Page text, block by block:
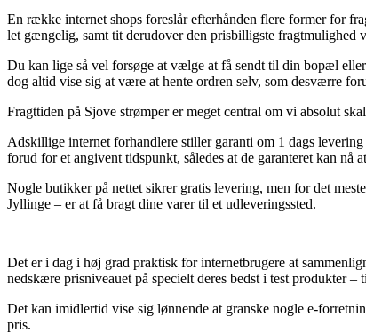
En række internet shops foreslår efterhånden flere former for
let gængelig, samt tit derudover den prisbilligste
Du kan lige så vel forsøge at vælge at få sendt til din bopæl
dog altid vise sig at være at hente ordren selv, som desværre
Fragttiden på Sjove strømper er meget central om vi absolut
Adskillige internet forhandlere stiller garanti om 1 dags
forud for et angivent tidspunkt, således at de garanteret kan
Nogle butikker på nettet sikrer gratis levering, men for det
Jyllinge – er at få bragt dine varer til et udleveringssted.
Det er i dag i høj grad praktisk for internetbrugere at
nedskære prisniveauet på specielt deres bedst i test produkter
Det kan imidlertid vise sig lønnende at granske nogle e-
pris.